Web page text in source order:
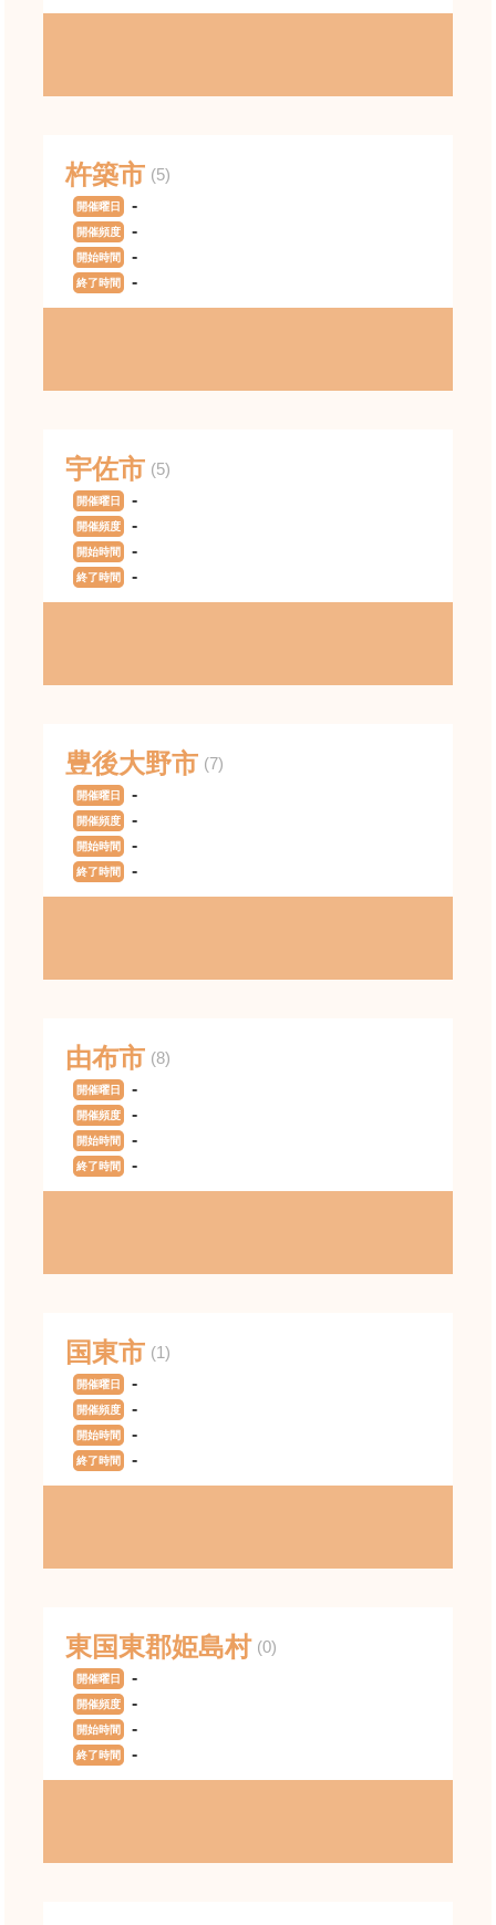
杵築市 (5)
開催曜日 -
開催頻度 -
開始時間 -
終了時間 -
宇佐市 (5)
開催曜日 -
開催頻度 -
開始時間 -
終了時間 -
豊後大野市 (7)
開催曜日 -
開催頻度 -
開始時間 -
終了時間 -
由布市 (8)
開催曜日 -
開催頻度 -
開始時間 -
終了時間 -
国東市 (1)
開催曜日 -
開催頻度 -
開始時間 -
終了時間 -
東国東郡姫島村 (0)
開催曜日 -
開催頻度 -
開始時間 -
終了時間 -